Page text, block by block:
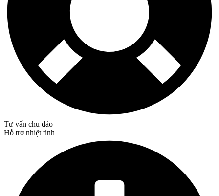
Tư vấn chu đáo
Hỗ trợ nhiệt tình